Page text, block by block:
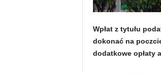
Wpłat z tytułu
dokonać na
dodatkowe opłaty